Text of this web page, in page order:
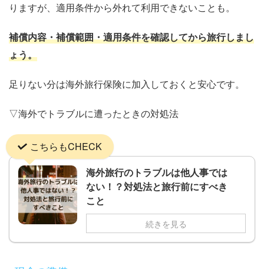
りますが、適用条件から外れて利用できないことも。
補償内容・補償範囲・適用条件を確認してから旅行しまし
ょう。
足りない分は海外旅行保険に加入しておくと安心です。
▽海外でトラブルに遭ったときの対処法
こちらもCHECK
海外旅行のトラブルは他人事では
ない！？対処法と旅行前にすべき
こと
続きを見る